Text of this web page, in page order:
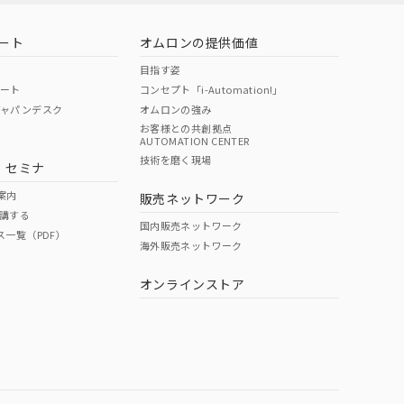
O O
ページへ
ください
ト
ト
パンデスク
セミナ
内
する
覧（PDF）
オムロンの提供価値
目指す姿
コンセプト「i-Automation!」
オムロンの強み
お客様との共創拠点
AUTOMATION CENTER
技術を磨く現場
販売ネットワーク
国内販売ネットワーク
海外販売ネットワーク
オンラインストア